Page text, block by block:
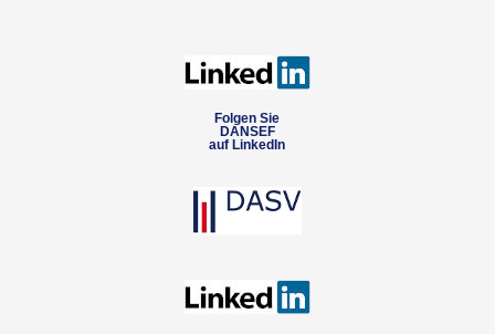
Folgen Sie
DANSEF
auf LinkedIn